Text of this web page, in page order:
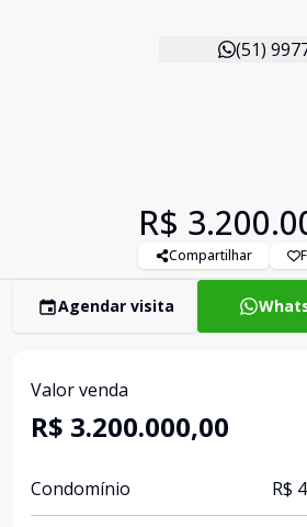
(51)
R$
Compartilhar
Agendar visita
Valor venda
R$ 3.200.000,00
Condomínio R$